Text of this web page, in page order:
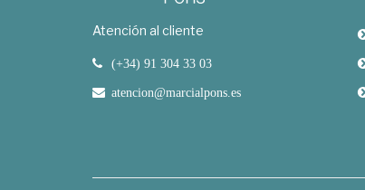
Atención al cliente
(+34) 91 304 33 03
atencion@marcialpons.es